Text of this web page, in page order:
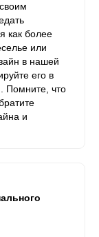
как более
или
в нашей
его в
Помните, что
и